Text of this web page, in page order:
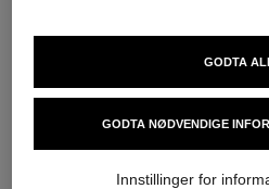
GODTA NØDVENDIGE
GODTA
Innstillinger for